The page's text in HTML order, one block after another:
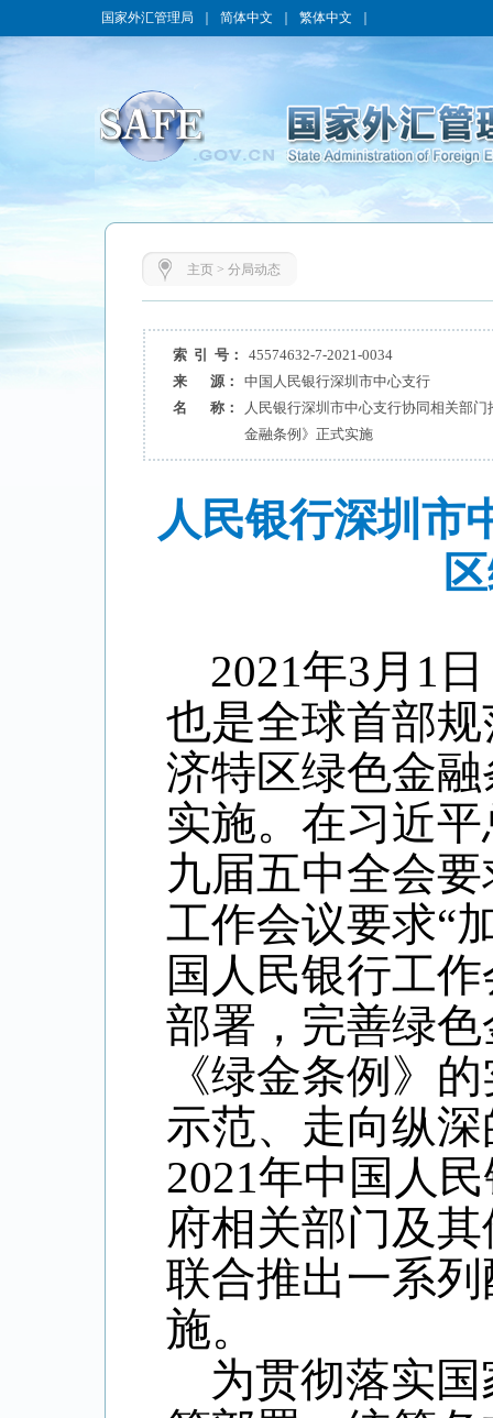
国家外汇管理局 简体中文 繁体中文
主页> 分局动态
索 引 号：
45574632-7-2021-0034
来 源：
中国人民银行深圳市中心支行
名 称：
人民银行深圳市中心支行协同相关部
金融条例》正式实施
人民银行深圳市
2021年3月1
也是全球首部
济特区绿色金
实施。在习近
九届五中全会
工作会议要求“
国人民银行工
部署，完善绿
《绿金条例》
示范、走向纵
2021年中国人
府相关部门及
联合推出一系
施。
为贯彻落实